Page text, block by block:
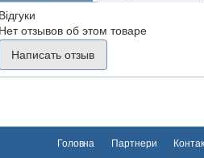
Відгуки
Нет отзывов об этом товаре
Написать отзыв
Головна Партнери